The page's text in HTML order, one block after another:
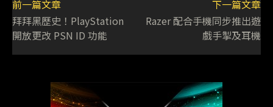
前一篇文章
拜拜黑歷史！PlayStation
開放更改 PSN ID 功能
下一篇文章
Razer 配合手機同步推出遊
戲手掣及耳機